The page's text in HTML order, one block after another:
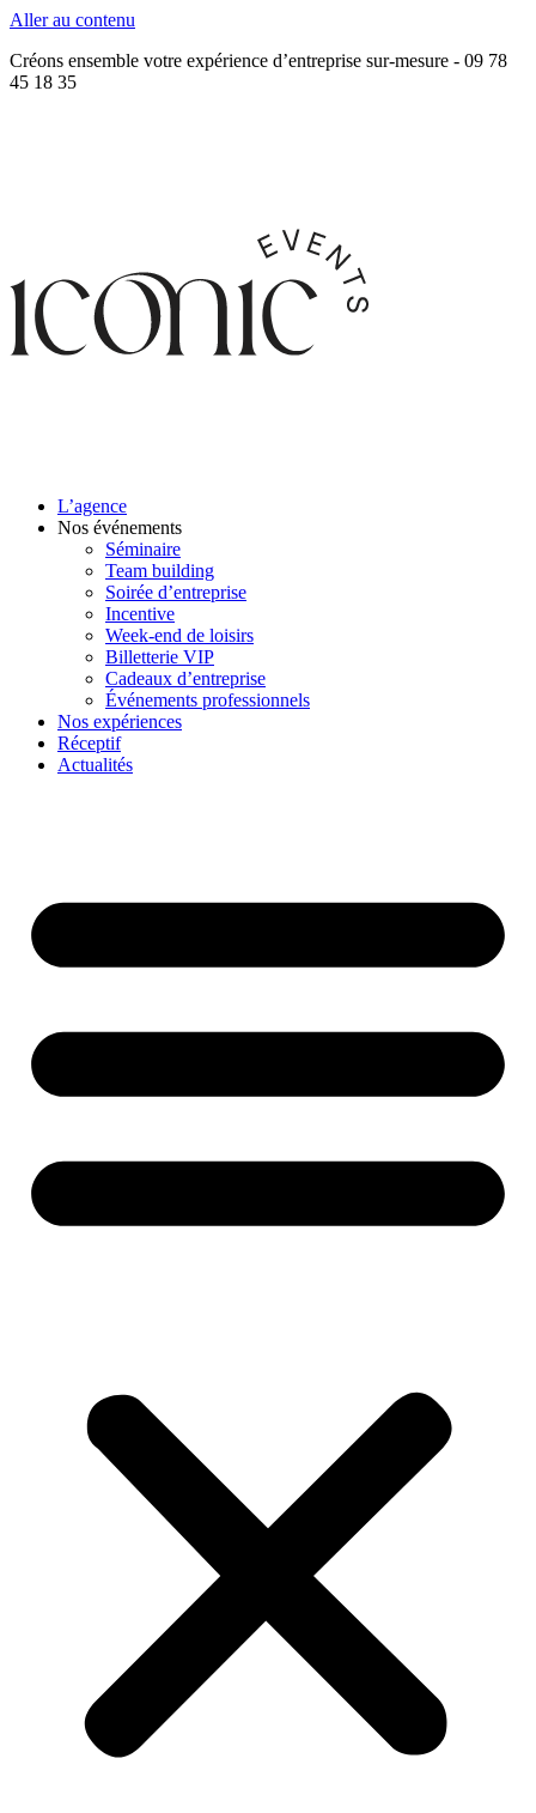
Aller au contenu
Créons ensemble votre expérience d’entreprise sur-mesure - 09 78
45 18 35
L’agence
Nos événements
Séminaire
Team building
Soirée d’entreprise
Incentive
Week-end de loisirs
Billetterie VIP
Cadeaux d’entreprise
Événements professionnels
Nos expériences
Réceptif
Actualités